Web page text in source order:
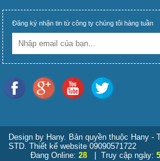
Đăng ký nhận tin từ công ty chúng tôi hàng tuần
Design by Hany. Bản quyền thuộc Hany -
STD. Thiết kế website 09090571722
Đang Online: 28 | Truy cập ngày: